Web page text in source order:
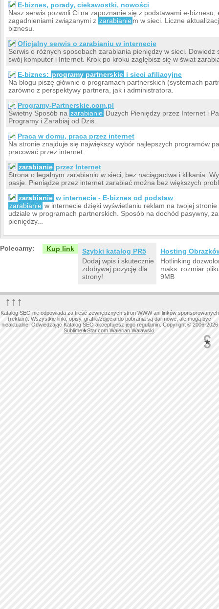
E-biznes, porady, ciekawostki, nowości
Nasz serwis pozwoli Ci na zapoznanie się z podstawami e-
zagadnieniami związanymi z zarabianie m w sieci. Liczne
biznesu.
Oficjalny serwis o zarabianiu w internecie
Serwis o różnych sposobach zarabiania pieniędzy w sieci.
swój komputer i Internet. Krok po kroku zagłębisz się w świat
E-biznes: programy partnerskie i sieci afiliacyjne
Na blogu piszę głównie o programach partnerskich (systemach
zarówno z perspektywy partnera, jak i administratora.
Programy-Partnerskie.com.pl
Świetny Sposób na zarabianie Dużych Pieniędzy przez Internet i
Programy i Zarabiaj od Dziś.
Praca w domu, praca przez internet
Na stronie znajduje się największy wybór najlepszych programów
pracować przez internet.
zarabianie przez Internet
Strona o legalnym zarabianiu w sieci, bez naciągactwa i klikania.
pasje. Pieniądze przez internet zarabiać można bez większych
zarabianie w internecie - E-biznes od podstaw
zarabianie w internecie dzięki wyświetlaniu reklam na twojej
udziale w programach partnerskich. Sposób na dochód pasywny,
pieniędzy...
Polecamy: Kup link
Szybki katalog PR5
Dodaj wpis i skutecznie
zdobywaj pozycję dla
strony!
Hosting
Hotlinking
maks. rozmiar
9MB
↑↑↑
Katalog SEO nie odpowiada za treść zewnętrznych stron WWW ani linków sponsorowanych
(reklam). Wszystkie linki, opisy, grafiki/zdjęcia do pobrania są darmowe, ale mogą być
nieaktualne. Odwiedzając Katalog SEO akceptujesz jego regulamin. Copyright © 2006-2026
Sublime★Star.com Walerian Walawski